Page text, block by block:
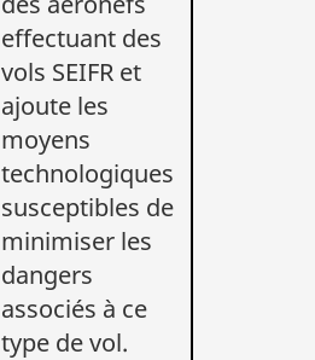
effectuant des
vols SEIFR et
ajoute les
moyens
technologiques
susceptibles de
minimiser les
dangers
associés à ce
type de vol.